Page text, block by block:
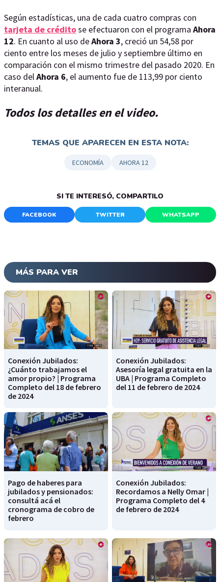
Según estadísticas, una de cada cuatro compras con
tarjeta de créditose efectuaron con el programa Ahora
12. En cuanto al uso deAhora 3, creció un 54,58 por
ciento entre los meses de julio y septiembre último en
comparación con el mismo trimestre del pasado 2020. En
caso delAhora 6, el aumento fue de 113,99 por ciento
interanual.
Todos los detalles en el video.
TEMAS QUE APARECEN EN ESTA NOTA:
ECONOMÍA AHORA 12
SI TE INTERESÓ, COMPARTILO
FACEBOOK TWITTER WHATSAPP
MÁS PARA VER
Conexión Jubilados:
¿Cuánto trabajamos el
amor propio? | Programa
Completo del 18 de febrero
de 2024
Conexión Jubilados:
Asesoría legal gratuita en la
UBA | Programa Completo
del 11 de febrero de 2024
Pago de haberes para
jubilados y pensionados:
consultá acá el
cronograma de cobro de
febrero
Conexión Jubilados:
Recordamos a Nelly Omar |
Programa Completo del 4
de febrero de 2024